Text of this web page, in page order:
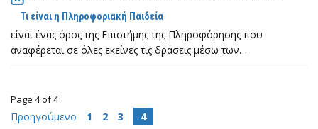
Τι είναι η Πληροφοριακή Παιδεία
είναι ένας όρος της Επιστήμης της Πληροφόρησης που
αναφέρεται σε όλες εκείνες τις δράσεις μέσω των…
Page 4 of 4
Προηγούμενο 1 2 3 4